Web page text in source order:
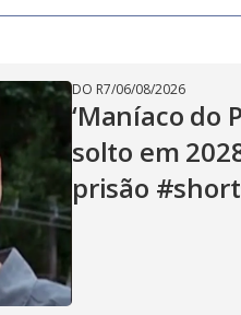
V
i
d
DO R7/06/08/2026
‘Maníaco do
solto em
prisão